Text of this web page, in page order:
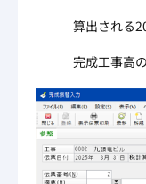
算出される
完成工事高の